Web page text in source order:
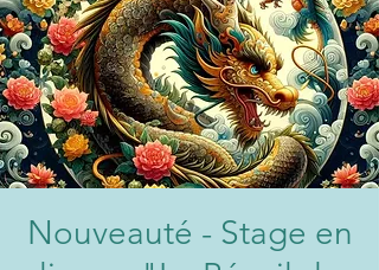
Nouveauté - Stage en